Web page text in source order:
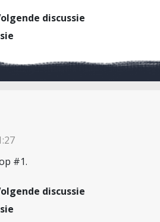
discussie
#1.
discussie